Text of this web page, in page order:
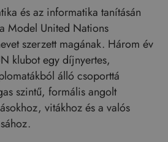
és az informatika tanításán
Model United Nations
szerzett magának. Három év
klubot egy díjnyertes,
álló csoporttá
szintű, formális angolt
vitákhoz és a valós